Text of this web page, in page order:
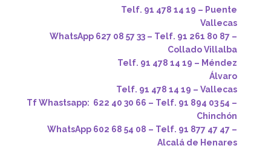
Telf. 91 478 14 19 – Puente
Vallecas
WhatsApp 627 08 57 33 – Telf. 91 261 80 87 –
Collado Villalba
Telf. 91 478 14 19 – Méndez
Álvaro
Telf. 91 478 14 19 – Vallecas
Tf Whastsapp: 622 40 30 66 – Telf. 91 894 03 54 –
Chinchón
WhatsApp 602 68 54 08 – Telf. 91 877 47 47 –
Alcalá de Henares